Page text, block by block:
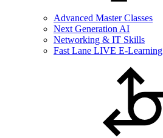
Advanced Master Classes
Next Generation AI
Networking & IT Skills
Fast Lane LIVE E-Learning